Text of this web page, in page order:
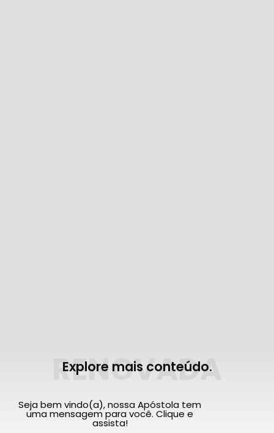
RENOVADA
Explore mais conteúdo.
Seja bem vindo(a), nossa Apóstola tem
uma mensagem para você. Clique e
assista!